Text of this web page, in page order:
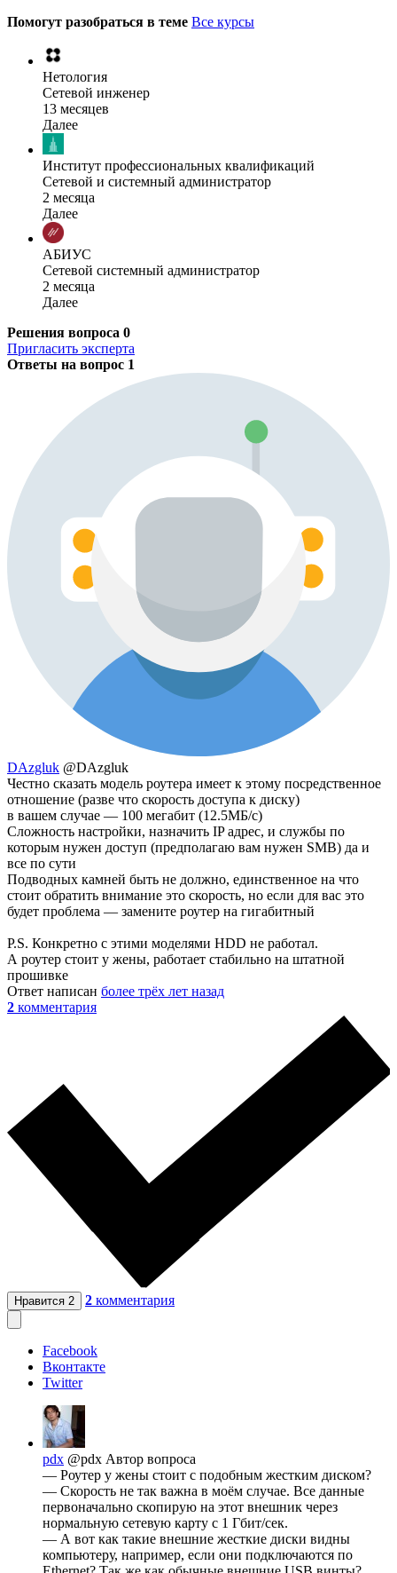
Помогут разобраться в теме Все курсы
Нетология
Сетевой инженер
13 месяцев
Далее
Институт профессиональных квалификаций
Сетевой и системный администратор
2 месяца
Далее
АБИУС
Сетевой системный администратор
2 месяца
Далее
Решения вопроса 0
Пригласить эксперта
Ответы на вопрос 1
DAzgluk @DAzgluk
Честно сказать модель роутера имеет к этому посредственное
отношение (разве что скорость доступа к диску)
в вашем случае — 100 мегабит (12.5МБ/с)
Сложность настройки, назначить IP адрес, и службы по
которым нужен доступ (предполагаю вам нужен SMB) да и
все по сути
Подводных камней быть не должно, единственное на что
стоит обратить внимание это скорость, но если для вас это
будет проблема — замените роутер на гигабитный
P.S. Конкретно с этими моделями HDD не работал.
А роутер стоит у жены, работает стабильно на штатной
прошивке
Ответ написан более трёх лет назад
2 комментария
Нравится 2 2 комментария
Facebook
Вконтакте
Twitter
pdx @pdx Автор вопроса
— Роутер у жены стоит с подобным жестким диском?
— Скорость не так важна в моём случае. Все данные
первоначально скопирую на этот внешник через
нормальную сетевую карту с 1 Гбит/сек.
— А вот как такие внешние жесткие диски видны
компьютеру, например, если они подключаются по